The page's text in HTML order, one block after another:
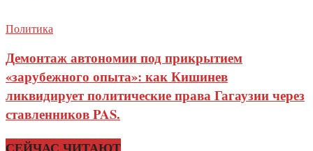
Политика
Демонтаж автономии под прикрытием
«зарубежного опыта»: как Кишинев
ликвидирует политические права Гагаузии через
ставленников PAS.
СЕЙЧАС ЧИТАЮТ